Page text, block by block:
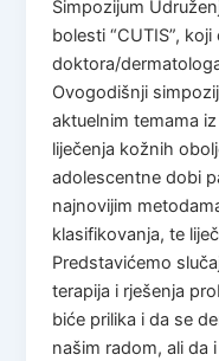
Simpozijum
bolesti “CUTIS”,
doktora/
Ovogodišnji
aktuelnim temama
liječenja kožnih
adolescentne dobi
najnovijim
klasifikovanja, te
Predstavićemo
terapija i rješenja
biće prilika i da se
našim radom, ali da